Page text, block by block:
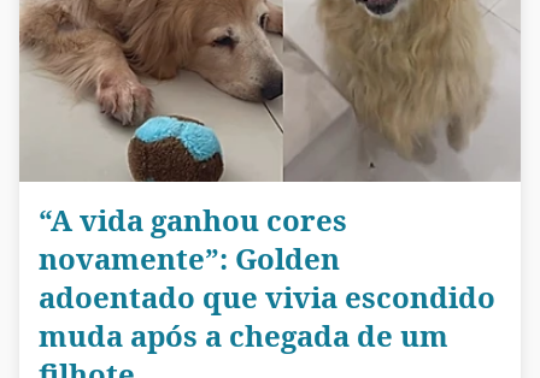
“A vida ganhou cores
novamente”: Golden
adoentado que vivia escondido
muda após a chegada de um